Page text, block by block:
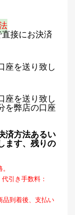
接にお決済
座を送り致し
座を送り致し
を弊店の口座
済方法あるい
ます、残りの
引き手数料：
到着後、支払い